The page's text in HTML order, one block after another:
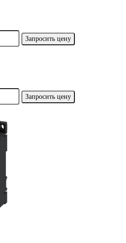
Запросить цену
Запросить цену